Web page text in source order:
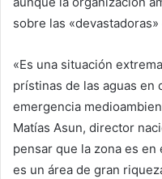
sobre las
«Es una situación
prístinas de las aguas en
emergencia
Matías Asun, director
pensar que la zona es
es un área de gran